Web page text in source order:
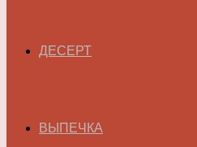
ДЕСЕРТ
ВЫПЕЧКА